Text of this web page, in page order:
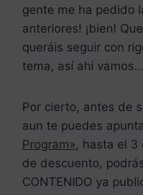
gente me ha pedido
anteriores! ¡bien!
queráis seguir con
tema, así ahi vamos…
Por cierto, antes de
aun te puedes
Program», hasta el 3
de descuento,
CONTENIDO ya